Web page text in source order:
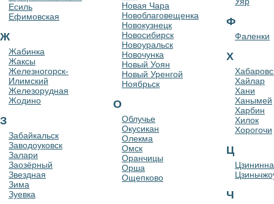
Есиль
Ефимовская
Ж
Жабинка
Жаксы
Железногорск-
Илимский
Железорудная
Жодино
З
Забайкальск
Заводоуковск
Залари
Заозёрный
Звездная
Зима
Зуевка
Новая Чара
Новоблаговещенка
Новокузнецк
Новосибирск
Новоуральск
Новочунка
Новый Уоян
Новый Уренгой
Ноябрьск
О
Облучье
Окусикан
Олекма
Омск
Оранчицы
Орша
Ощепково
Ф
Фаленки
Х
Хайлар
Хани
Ханымей
Харбин
Хилок
Хорогочи
Ц
Ч